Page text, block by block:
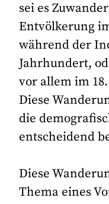
sei es
Entvölkerung
während der
Jahrhundert,
vor allem im
Diese
die
entscheidend
Diese
Thema eines